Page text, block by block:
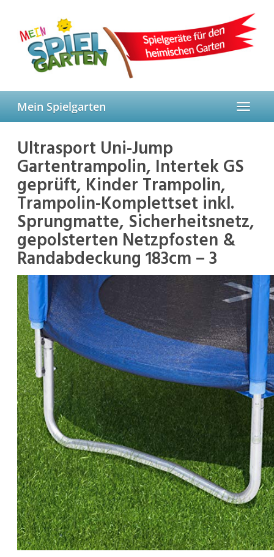
content
Toggle
Mein Spielgarten
Ultrasport Uni-Jump
Gartentrampolin, Intertek GS
geprüft, Kinder Trampolin,
Trampolin-Komplettset inkl.
Sprungmatte, Sicherheitsnetz,
gepolsterten Netzpfosten &
Randabdeckung 183cm – 3